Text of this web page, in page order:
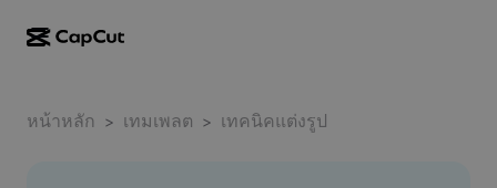
CapCut บนเดสก์ท็อป
แม่แบบโซเชียลมีเดีย
หน้าหลัก > เทมเพลต > เทคนิคแต่งรูป